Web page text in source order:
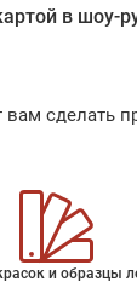
в шоу-
вам сделать
и образцы